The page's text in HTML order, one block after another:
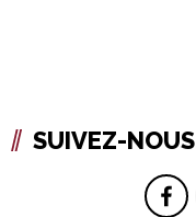
SUIVEZ-NOUS